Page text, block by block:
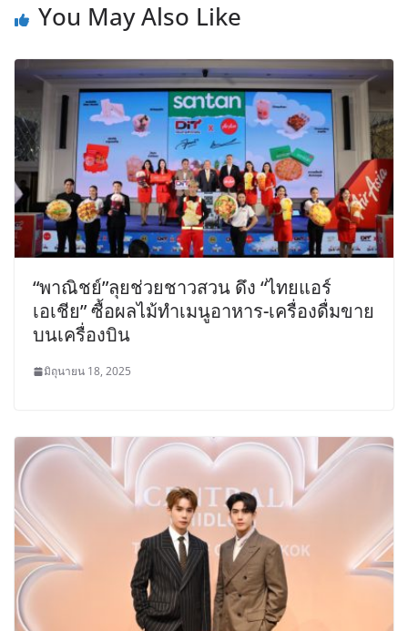
You May Also Like
“พาณิชย์”ลุยช่วยชาวสวน ดึง “ไทยแอร์
เอเชีย” ซื้อผลไม้ทำเมนูอาหาร-เครื่องดื่มขาย
บนเครื่องบิน
มิถุนายน 18, 2025